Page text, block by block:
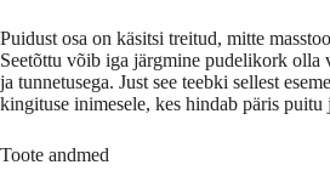
Puidust osa on käsitsi treitud, mitte
Seetõttu võib iga järgmine pudelikork olla
ja tunnetusega. Just see teebki sellest
kingituse inimesele, kes hindab päris puitu
Toote andmed